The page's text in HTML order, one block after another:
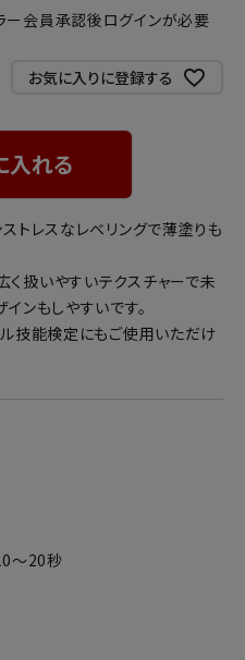
ー会員承認後ログインが必要
お気に入りに登録する
入れる
トレスなレベリングで薄塗りも
扱いやすいテクスチャーで未
ンもしやすいです。
技能検定にもご使用いただけ
～20秒